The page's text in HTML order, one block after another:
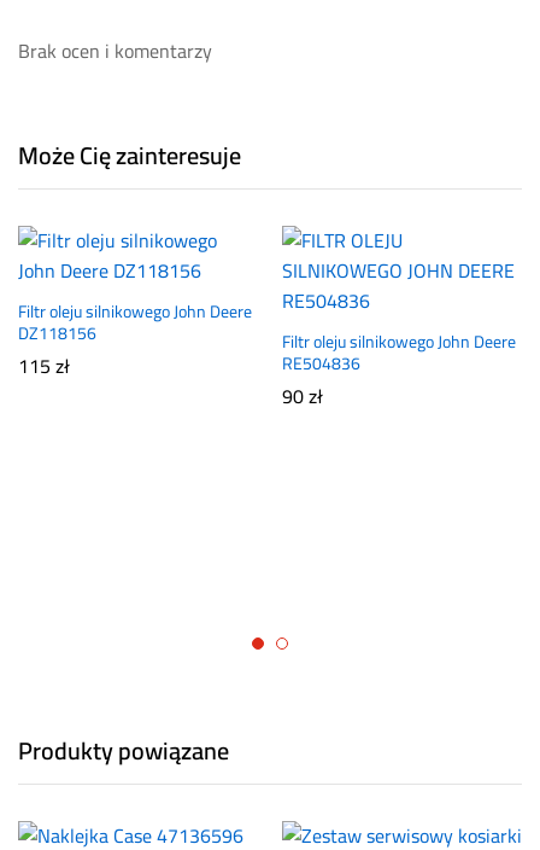
Brak ocen i komentarzy
Może Cię zainteresuje
Filtr oleju silnikowego John Deere
DZ118156
115zł
Filtr oleju silnikowego John Deere
RE504836
90zł
Produkty powiązane